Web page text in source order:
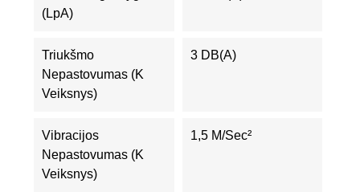
(LpA)
Triukšmo
Nepastovumas (K
Veiksnys)
3 DB(A)
Vibracijos
Nepastovumas (K
Veiksnys)
1,5 M/sec²